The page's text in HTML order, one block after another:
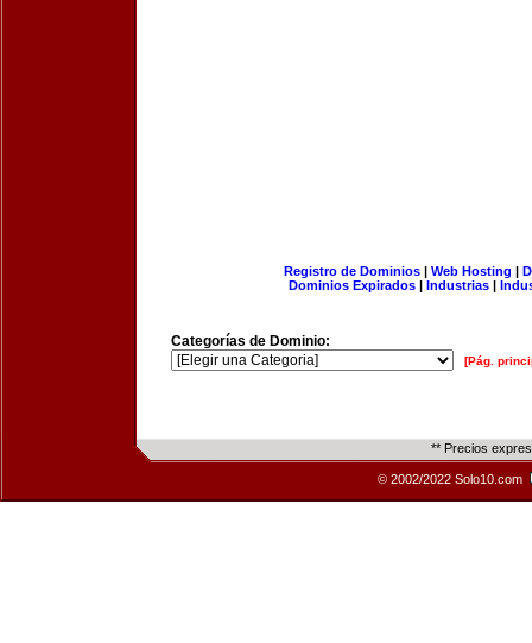
Registro de Dominios| Web Hosting |
Dominios Expirados | Industrias |
Categorías de Dominio:
[Pág.
** Precios
© 2002/2022 Solo10.com